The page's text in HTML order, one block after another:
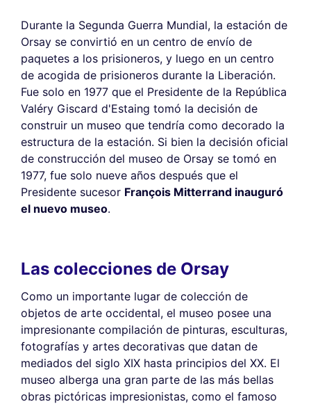
Durante la Segunda Guerra Mundial, la estación de
Orsay se convirtió en un centro de envío de
paquetes a los prisioneros, y luego en un centro
de acogida de prisioneros durante la Liberación.
Fue solo en 1977 que el Presidente de la República
Valéry Giscard d'Estaing tomó la decisión de
construir un museo que tendría como decorado la
estructura de la estación. Si bien la decisión oficial
de construcción del museo de Orsay se tomó en
1977, fue solo nueve años después que el
Presidente sucesor François Mitterrand inauguró
el nuevo museo.
Las colecciones de Orsay
Como un importante lugar de colección de
objetos de arte occidental, el museo posee una
impresionante compilación de pinturas, esculturas,
fotografías y artes decorativas que datan de
mediados del siglo XIX hasta principios del XX. El
museo alberga una gran parte de las más bellas
obras pictóricas impresionistas, como el famoso